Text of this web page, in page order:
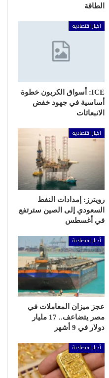
الطاقة
أخبار اقتصادية
ICE: أسواق الكربون خطوة
أساسية في جهود خفض
الانبعاثات
أخبار اقتصادية
رويترز: إمدادات النفط
السعودي إلى الصين سترتفع
في أغسطس
أخبار اقتصادية
عجز ميزان المعاملات في
مصر يتضاعف.. 17 مليار
دولار في 9 أشهر
أخبار اقتصادية